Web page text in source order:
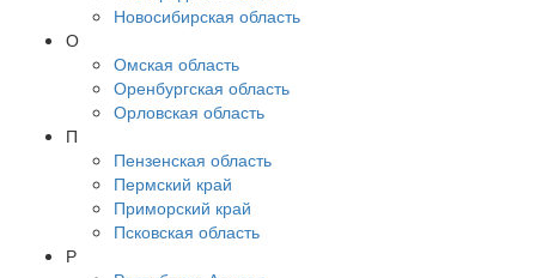
Новосибирская область
О
Омская область
Оренбургская область
Орловская область
П
Пензенская область
Пермский край
Приморский край
Псковская область
Р